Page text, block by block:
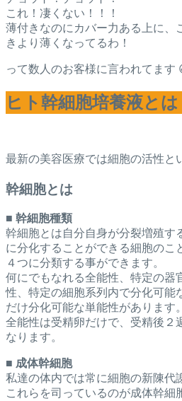
これ！凄くない！！！
薄付きなのにカバー力ある上に、
きより薄くなってるわ！
って数人のお客様に言われてます
ヒト幹細胞培養液とは
最新の美容医療では細胞の活性と
幹細胞とは
■ 幹細胞種類
幹細胞とは自分自身が分裂増殖す
に分化することができる細胞のこ
４つに分類する事ができます。
何にでもなれる全能性 、特定の
性 、特定の細胞系列内で分化可能
だけ分化可能な単能性があります。
全能性は受精卵だけで、受精後２
なります。
■ 成体幹細胞
私達の体内では常に細胞の新陳代
これらを司っているのが成体幹細